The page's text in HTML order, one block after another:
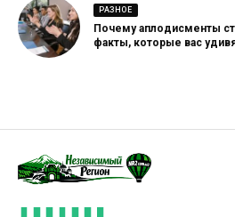
РАЗНОЕ
Почему аплодисменты
факты, которые вас